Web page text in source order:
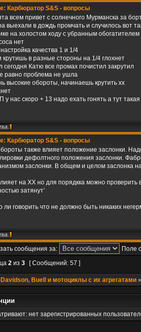
Карбюратор S&S - вопросы
всем привет с солнечного Мурманска за
выехали в дождь промчать и случилось вот
на холостом ходу с убранным
нет
качества 1 и 1/4
крутишь в разные стороны на 1/4 глохнет
сегодня Катю все промах почистил закрутил
равно проблема не ушла
высокие обороты, начинаешь крутить хх
у нас скоро + 13 надо ехать гонять а тут
Карбюратор S&S - вопросы
также влияет положение заслонки.
дефолтного положения заслонки.
заслонки. В общем и целом заслонка
на ХХ но для порядкка можно проверить
затянут’
ли говорить что не должно быть никаких
сообщения за:
Поле
2 из 3 [ Сообщений: 57 ]
Buell и мотоциклы с их агрегатами
нет зарегистрированных